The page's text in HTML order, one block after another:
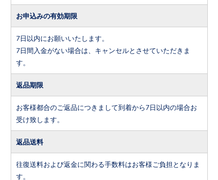
お申込みの有効期限
7日以内にお願いいたします。
7日間入金がない場合は、キャンセルとさせていただきま
す。
返品期限
お客様都合のご返品につきまして到着から7日以内の場合お
受け致します。
返品送料
往復送料および返金に関わる手数料はお客様ご負担となりま
す。